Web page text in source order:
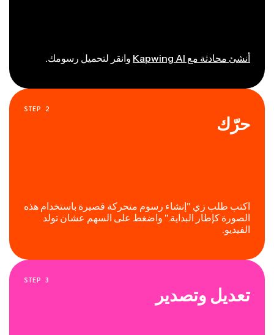
أنشئ محادثة مع Kapwing AI وانقر لتحميل رسومك.
STEP 2
حرّك
اكتب طلب زي "إنشاء رسوم متحركة قصيرة باستخدام هذه
الصورة كإطار البداية." واضغط على السهم عشان تولد
الفيديو.
STEP 3
تعديل وتصدير